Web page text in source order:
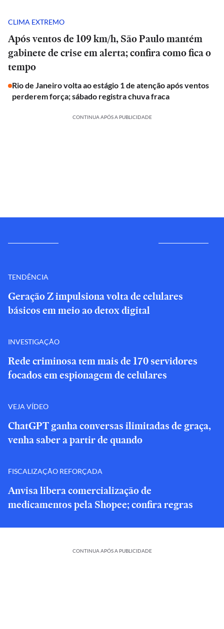
CLIMA EXTREMO
Após ventos de 109 km/h, São Paulo mantém
gabinete de crise em alerta; confira como fica o
tempo
Rio de Janeiro volta ao estágio 1 de atenção após ventos
perderem força; sábado registra chuva fraca
CONTINUA APÓS A PUBLICIDADE
TENDÊNCIA
Geração Z impulsiona volta de celulares
básicos em meio ao detox digital
INVESTIGAÇÃO
Rede criminosa tem mais de 170 servidores
focados em espionagem de celulares
VEJA VÍDEO
ChatGPT ganha conversas ilimitadas de graça,
venha saber a partir de quando
FISCALIZAÇÃO REFORÇADA
Anvisa libera comercialização de
medicamentos pela Shopee; confira regras
CONTINUA APÓS A PUBLICIDADE